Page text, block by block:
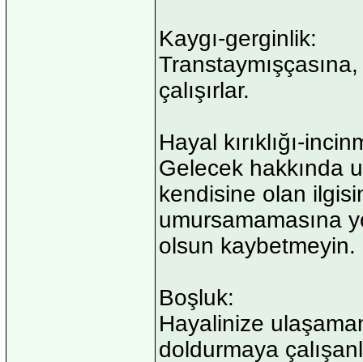
Kaygı-gerginlik:
çalışırlar.
Hayal kırıklığı-
Gelecek hakkında
kendisine olan
umursamamasına
olsun kaybetmeyin.
Boşluk:
Hayalinize
doldurmaya